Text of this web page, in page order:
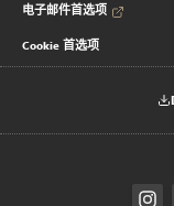
电子邮件首选项
Cookie 首选项